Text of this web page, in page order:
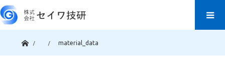
ホーム material_data